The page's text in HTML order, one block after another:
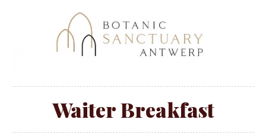
Waiter Breakfast